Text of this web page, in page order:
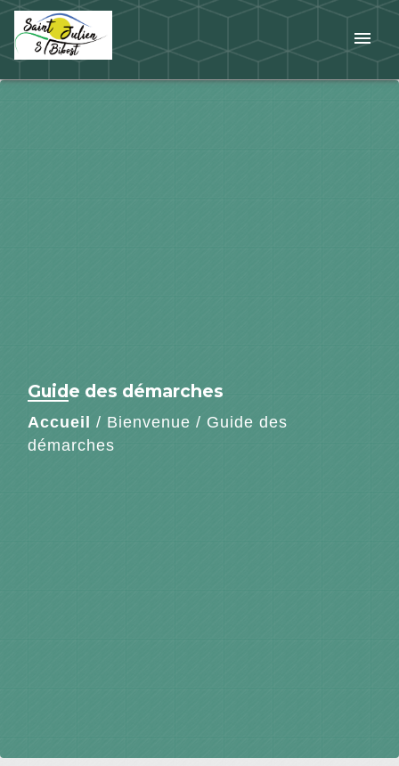
menu
Guide des démarches
Accueil / Bienvenue / Guide des
démarches